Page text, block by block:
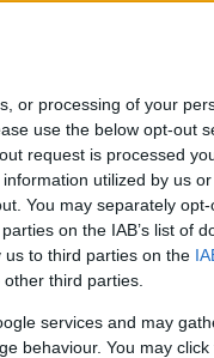
or processing of your
use the below opt-out
request is processed
utilized by us
You may separately
on the IAB’s list of
to third parties on the
third parties.
services and may
behaviour. You may
y
que son
las piedras
Verde
la sección de